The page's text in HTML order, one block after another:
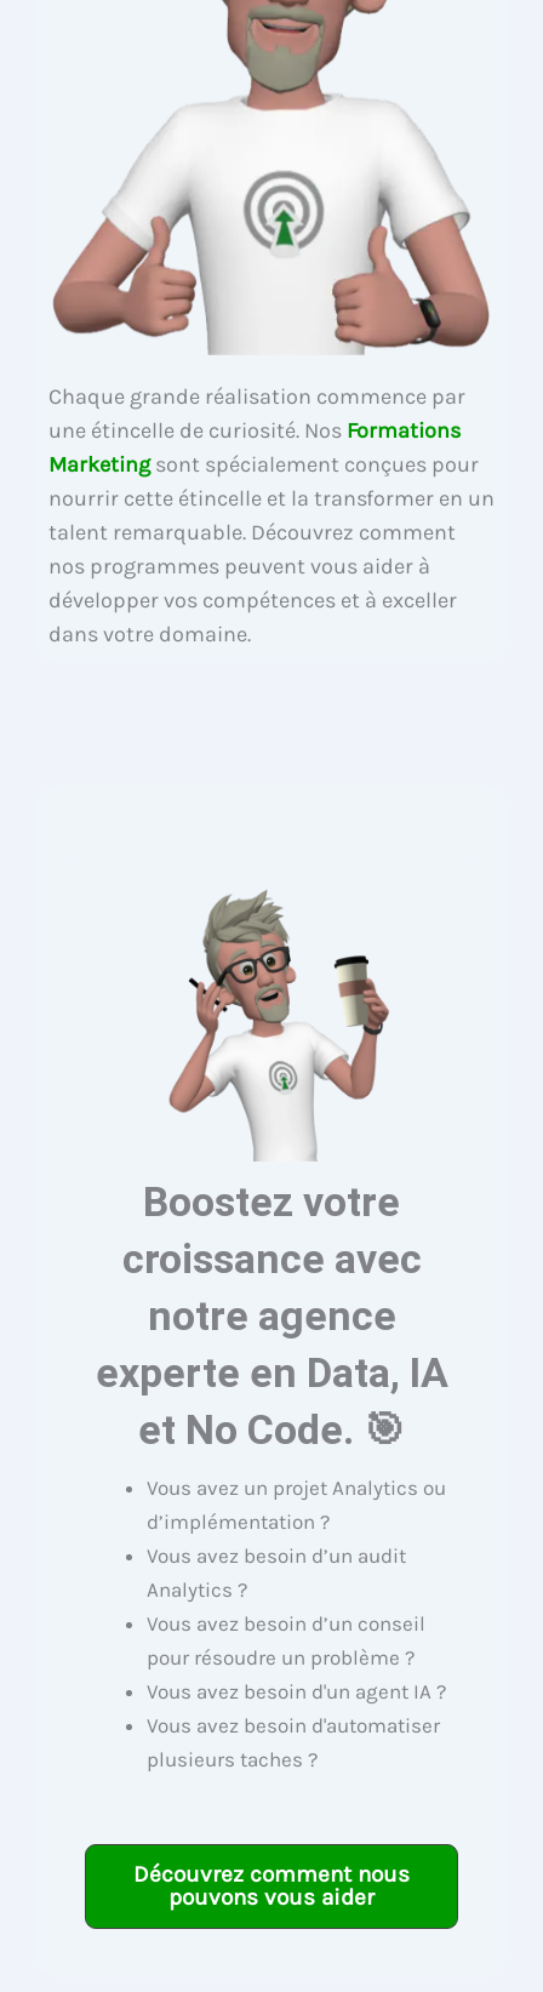
Chaque grande réalisation commence par
une étincelle de curiosité. Nos Formations
Marketingsont spécialement conçues pour
nourrir cette étincelle et la transformer en un
talent remarquable. Découvrez comment
nos programmes peuvent vous aider à
développer vos compétences et à exceller
dans votre domaine.
Boostez votre
croissance avec
notre agence
experte en Data, IA
et No Code. 🎯
Vous avez un projet Analytics ou
d’implémentation ?
Vous avez besoin d’un audit
Analytics ?
Vous avez besoin d’un conseil
pour résoudre un problème ?
Vous avez besoin d'un agent IA ?
Vous avez besoin d'automatiser
plusieurs taches ?
Découvrez comment nous
pouvons vous aider